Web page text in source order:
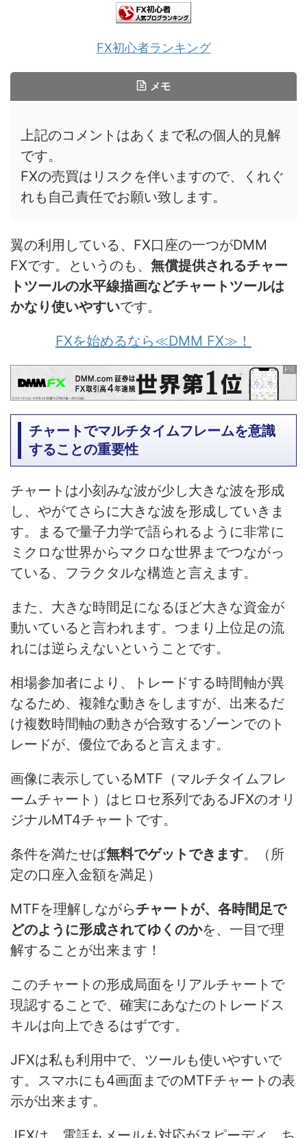
FX初心者ランキング
メモ
上記のコメントはあくまで私の個人的見解
です。
FXの売買はリスクを伴いますので、くれぐ
れも自己責任でお願い致します。
翼の利用している、FX口座の一つがDMM
FXです。というのも、 無償提供されるチャー
トツールの水平線描画などチャートツールは
かなり使いやすいです。
FXを始めるなら≪DMM FX≫！
チャートでマルチタイムフレームを意識
することの重要性
チャートは小刻みな波が少し大きな波を形成
し、やがてさらに大きな波を形成していきま
す。まるで量子力学で語られるように非常に
ミクロな世界からマクロな世界までつながっ
ている、フラクタルな構造と言えます。
また、大きな時間足になるほど大きな資金が
動いていると言われます。つまり上位足の流
れには逆らえないということです。
相場参加者により、トレードする時間軸が異
なるため、複雑な動きをしますが、出来るだ
け複数時間軸の動きが合致するゾーンでのト
レードが、優位であると言えます。
画像に表示しているMTF（マルチタイムフレ
ームチャート）はヒロセ系列であるJFXのオリ
ジナルMT4チャートです。
条件を満たせば無料でゲットできます。（所
定の口座入金額を満足）
MTFを理解しながらチャートが、各時間足で
どのように形成されてゆくのかを、一目で理
解することが出来ます！
このチャートの形成局面をリアルチャートで
現認することで、確実にあなたのトレードス
キルは向上できるはずです。
JFXは私も利用中で、ツールも使いやすいで
す。スマホにも4画面までのMTFチャートの表
示が出来ます。